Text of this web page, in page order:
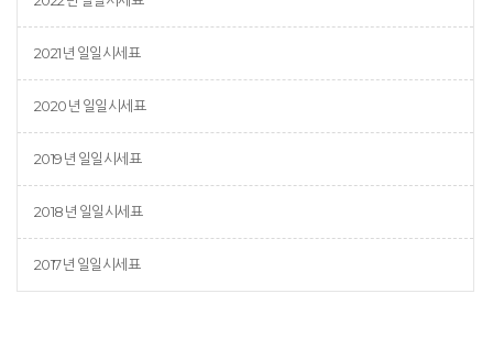
2021년 일일시세표
2020년 일일시세표
2019년 일일시세표
2018년 일일시세표
2017년 일일시세표